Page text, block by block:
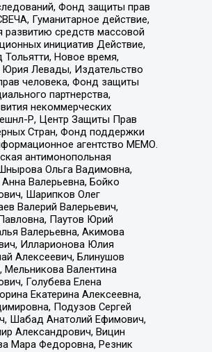
Фонд защиты прав
Гуманитарное действие,
развитию средств массовой
инициатив Действие,
Новое время,
Юрия Левады, Издательство
человека, Фонд защиты
партнерства,
некоммерческих
Р, Центр Защиты Прав
Стран, Фонд поддержки
агентство МЕМО.
антимонопольная
Ольга Вадимовна,
Валерьевна, Бойко
Шарипков Олег
Валерий Валерьевич,
Паутов Юрий
Валерьевна, Акимова
Илларионова Юлия
Алексеевич, Блинушов
Валентина
Голубева Елена
Екатерина Алексеевна,
Подузов Сергей
Шабад Анатолий Ефимович,
Александрович, Вицин
Мара Федоровна, Резник